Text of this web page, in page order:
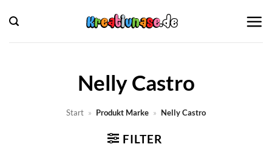
Inhalt
springen
Nelly Castro
Start » Produkt Marke » Nelly Castro
FILTER